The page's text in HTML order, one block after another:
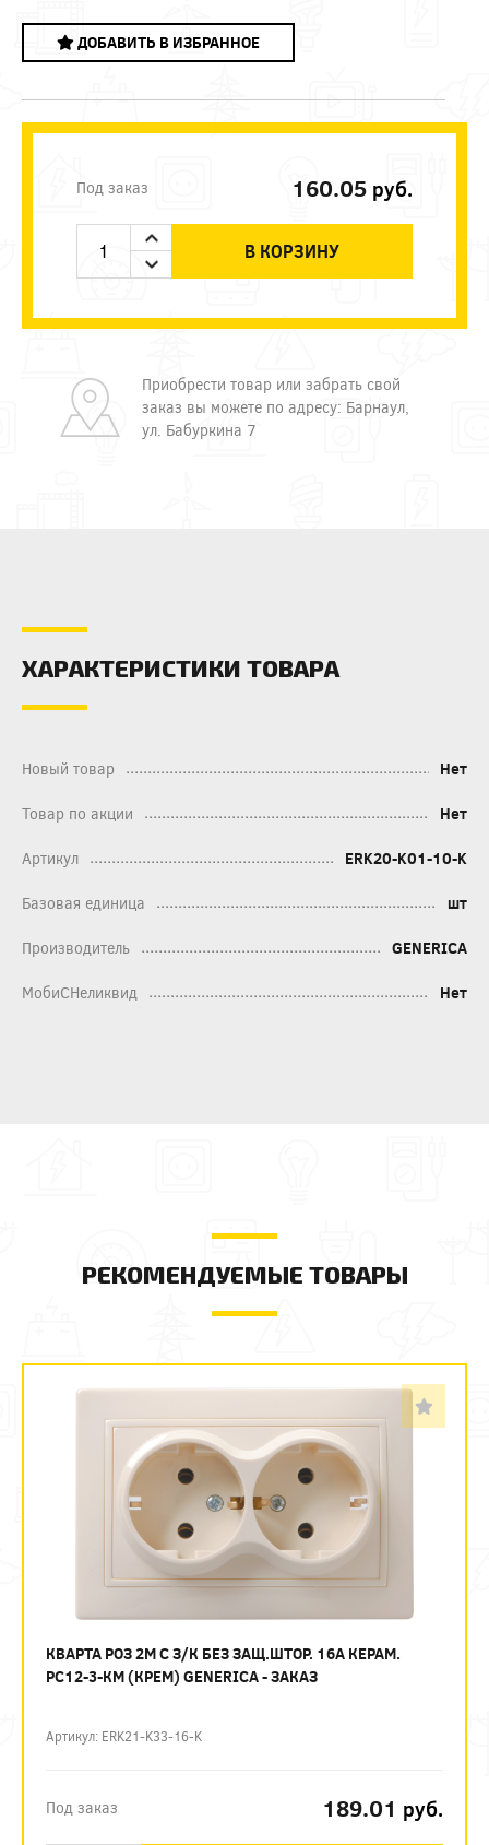
ДОБАВИТЬ В ИЗБРАННОЕ
Под заказ 160.05 руб.
В КОРЗИНУ
Приобрести товар или забрать свой
заказ вы можете по адресу: Барнаул,
ул. Бабуркина 7
ХАРАКТЕРИСТИКИ ТОВАРА
Новый товар Нет
Товар по акции Нет
Артикул ERK20-K01-10-K
Базовая единица шт
Производитель GENERICA
МобиСНеликвид Нет
РЕКОМЕНДУЕМЫЕ ТОВАРЫ
КВАРТА РОЗ 2М С З/К БЕЗ ЗАЩ.ШТОР. 16А КЕРАМ.
РС12-3-КМ (КРЕМ) GENERICA - ЗАКАЗ
Артикул: ERK21-K33-16-K
Под заказ 189.01 руб.